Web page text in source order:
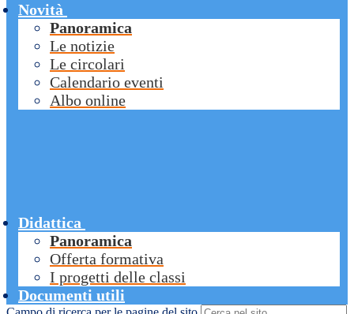
Novità
Panoramica
Le notizie
Le circolari
Calendario eventi
Albo online
Didattica
Panoramica
Offerta formativa
I progetti delle classi
Documenti utili